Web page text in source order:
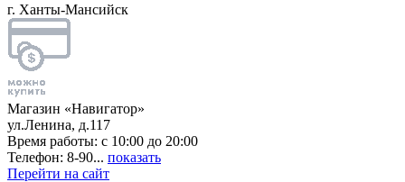
г. Ханты-Мансийск
Магазин «Навигатор»
ул.Ленина, д.117
Время работы: с 10:00 до 20:00
Телефон: 8-90... показать
Перейти на сайт